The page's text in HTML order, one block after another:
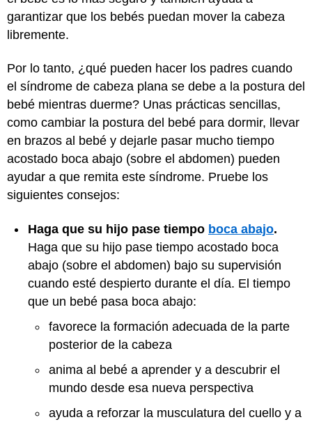
garantizar que los bebés puedan mover la cabeza
libremente.
Por lo tanto, ¿qué pueden hacer los padres cuando
el síndrome de cabeza plana se debe a la postura del
bebé mientras duerme? Unas prácticas sencillas,
como cambiar la postura del bebé para dormir, llevar
en brazos al bebé y dejarle pasar mucho tiempo
acostado boca abajo (sobre el abdomen) pueden
ayudar a que remita este síndrome. Pruebe los
siguientes consejos:
Haga que su hijo pase tiempo boca abajo.
Haga que su hijo pase tiempo acostado boca
abajo (sobre el abdomen) bajo su supervisión
cuando esté despierto durante el día. El tiempo
que un bebé pasa boca abajo:
favorece la formación adecuada de la parte
posterior de la cabeza
anima al bebé a aprender y a descubrir el
mundo desde esa nueva perspectiva
ayuda a reforzar la musculatura del cuello y a